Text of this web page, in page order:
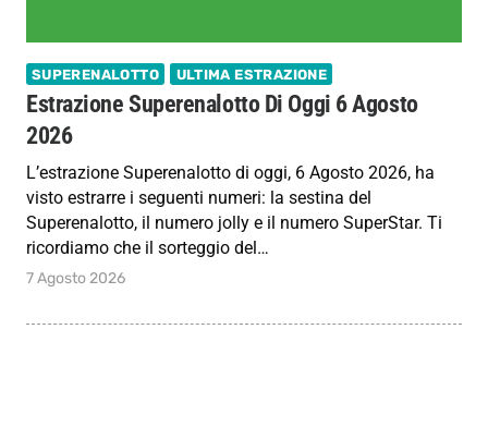
SUPERENALOTTO ULTIMA ESTRAZIONE
Estrazione Superenalotto Di Oggi 6 Agosto
2026
L’estrazione Superenalotto di oggi, 6 Agosto 2026, ha
visto estrarre i seguenti numeri: la sestina del
Superenalotto, il numero jolly e il numero SuperStar. Ti
ricordiamo che il sorteggio del…
7 Agosto 2026